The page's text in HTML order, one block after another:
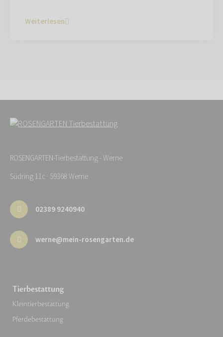
Weiterlesen
ROSENGARTEN-Tierbestattung - Werne
Südring 11c · 59368 Werne
02389 9240940
werne@mein-rosengarten.de
Tierbestattung
Kleintierbestattung
Pferdebestattung